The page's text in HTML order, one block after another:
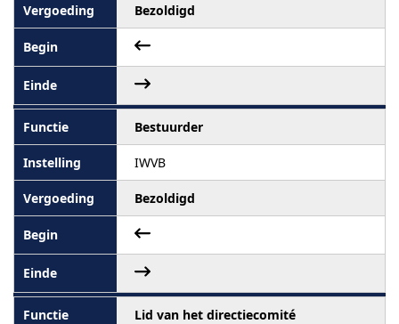
Bezoldigd
Bestuurder
IWVB
Bezoldigd
Lid van het directiecomité